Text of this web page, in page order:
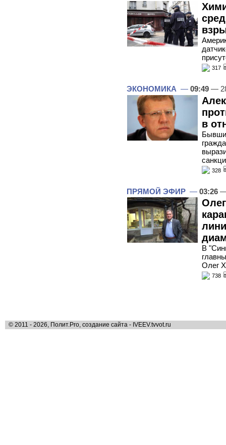
317
ЭКОНОМИКА — 09:49 —
в
328
ПРЯМОЙ ЭФИР — 03:26 —
В
Олег
738
© 2011 - 2026, Полит.Pro, создание сайта - IVEEV.tvvot.ru